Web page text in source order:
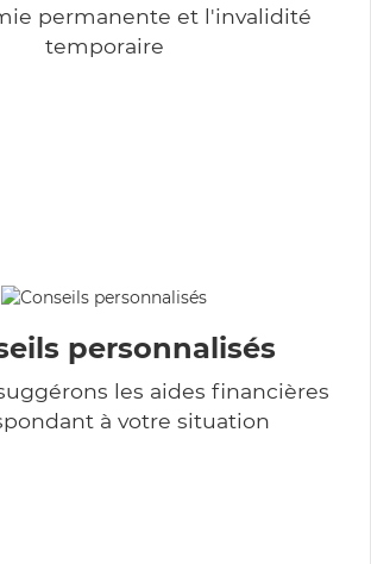
permanente et l'invalidité
temporaire
personnalisés
les aides financières
à votre situation